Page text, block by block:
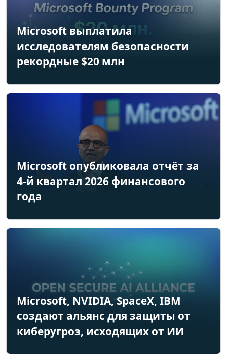
Microsoft выплатила
исследователям безопасности
рекордные $20 млн
Microsoft опубликовала отчёт за
4-й квартал 2026 финансового
года
Microsoft, NVIDIA, SpaceX, IBM
создают альянс для защиты от
киберугроз, исходящих от ИИ